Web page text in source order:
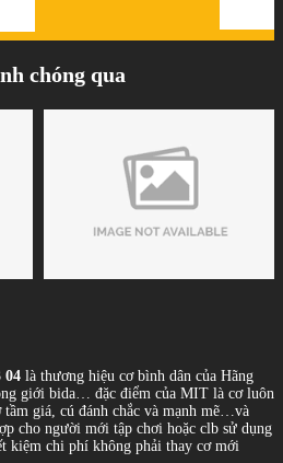
chóng qua
04 là thương hiệu cơ bình dân của Hãng
giới bida… đặc điểm của MIT là cơ luôn
tầm giá, cú đánh chắc và mạnh mẽ…và
cho người mới tập chơi hoặc clb sử dụng
kiệm chi phí không phải thay cơ mới